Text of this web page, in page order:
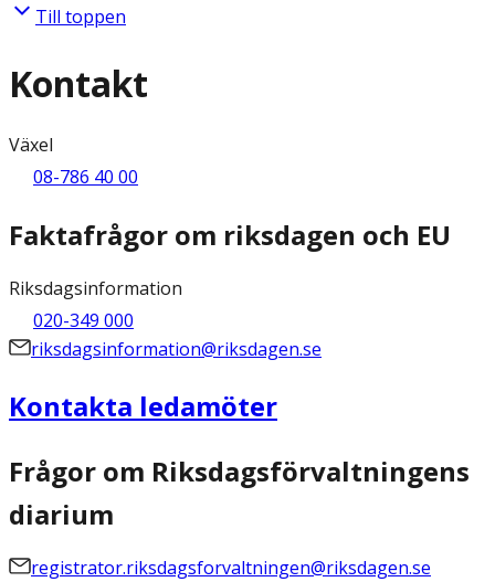
Till toppen
Kontakt
Växel
08-786 40 00
Faktafrågor om riksdagen och EU
Riksdagsinformation
020-349 000
riksdagsinformation@riksdagen.se
Kontakta ledamöter
Frågor om Riksdagsförvaltningens
diarium
registrator.riksdagsforvaltningen@riksdagen.se